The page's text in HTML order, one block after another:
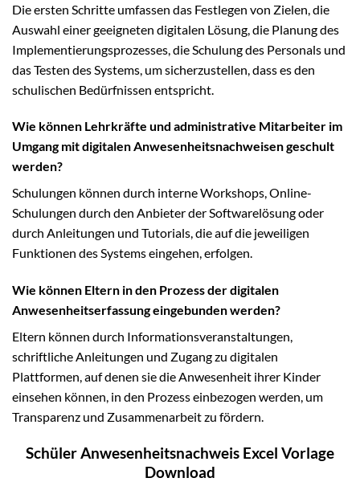
Die ersten Schritte umfassen das Festlegen von Zielen, die
Auswahl einer geeigneten digitalen Lösung, die Planung des
Implementierungsprozesses, die Schulung des Personals und
das Testen des Systems, um sicherzustellen, dass es den
schulischen Bedürfnissen entspricht.
Wie können Lehrkräfte und administrative Mitarbeiter im
Umgang mit digitalen Anwesenheitsnachweisen geschult
werden?
Schulungen können durch interne Workshops, Online-
Schulungen durch den Anbieter der Softwarelösung oder
durch Anleitungen und Tutorials, die auf die jeweiligen
Funktionen des Systems eingehen, erfolgen.
Wie können Eltern in den Prozess der digitalen
Anwesenheitserfassung eingebunden werden?
Eltern können durch Informationsveranstaltungen,
schriftliche Anleitungen und Zugang zu digitalen
Plattformen, auf denen sie die Anwesenheit ihrer Kinder
einsehen können, in den Prozess einbezogen werden, um
Transparenz und Zusammenarbeit zu fördern.
Schüler Anwesenheitsnachweis Excel Vorlage
Download